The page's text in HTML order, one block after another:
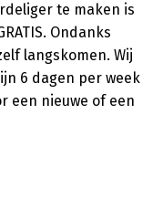
te maken is
Ondanks
langskomen. Wij
6 dagen per week
een nieuwe of een